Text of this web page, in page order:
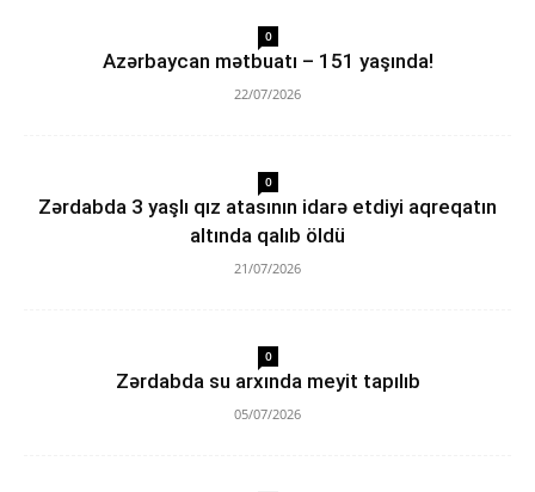
0
Azərbaycan mətbuatı – 151 yaşında!
22/07/2026
0
Zərdabda 3 yaşlı qız atasının idarə etdiyi aqreqatın
altında qalıb öldü
21/07/2026
0
Zərdabda su arxında meyit tapılıb
05/07/2026